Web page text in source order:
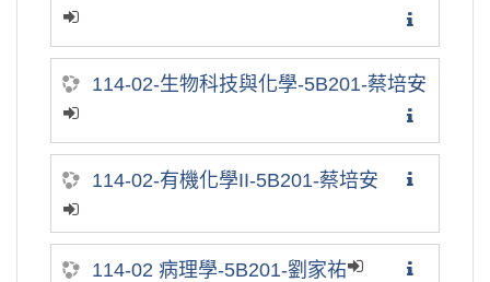
114-02-生物科技與化學-5B201-蔡培安
114-02-有機化學II-5B201-蔡培安
114-02 病理學-5B201-劉家祐